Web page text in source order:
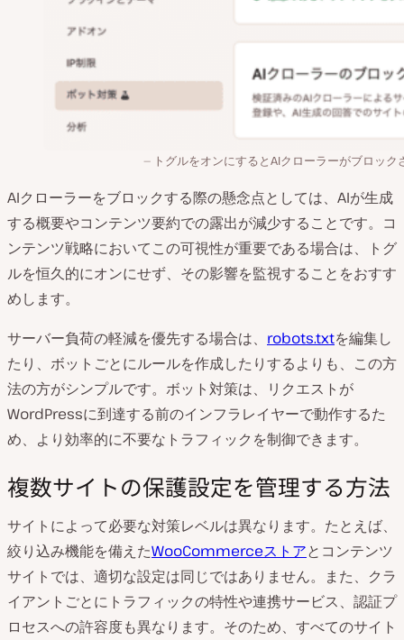
トグルをオンにするとAIクローラーがブロック
AIクローラーをブロックする際の懸念点としては、AIが生成
する概要やコンテンツ要約での露出が減少することです。コ
ンテンツ戦略においてこの可視性が重要である場合は、トグ
ルを恒久的にオンにせず、その影響を監視することをおすす
めします。
サーバー負荷の軽減を優先する場合は、 robots.txtを編集し
たり、ボットごとにルールを作成したりするよりも、この方
法の方がシンプルです。ボット対策は、リクエストが
WordPressに到達する前のインフラレイヤーで動作するた
め、より効率的に不要なトラフィックを制御できます。
複数サイトの保護設定を管理する方法
サイトによって必要な対策レベルは異なります。たとえば、
絞り込み機能を備えたWooCommerceストアとコンテンツ
サイトでは、適切な設定は同じではありません。また、クラ
イアントごとにトラフィックの特性や連携サービス、認証プ
ロセスへの許容度も異なります。そのため、すべてのサイト